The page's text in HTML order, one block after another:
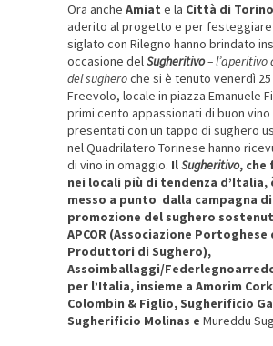
Ora anche Amiat e la Città di Torino
aderito al progetto e per festeggiare
siglato con Rilegno hanno brindato
occasione delSugheritivo– l’aperitivo
del sugheroche si è tenuto venerdì
Freevolo, locale in piazza Emanuele
primi cento appassionati di buon vino
presentati con un tappo di sughero
nel Quadrilatero Torinese hanno
di vino in omaggio. IlSugheritivo, che
nei locali più di tendenza d’Italia,
messo a punto dalla campagna di
promozione del sughero
APCOR (Associazione Portoghese
Produttori di Sughero),
Assoimballaggi/
per l’Italia, insieme a Amorim
Colombin & Figlio, Sugherificio
Sugherificio Molinas e Mureddu